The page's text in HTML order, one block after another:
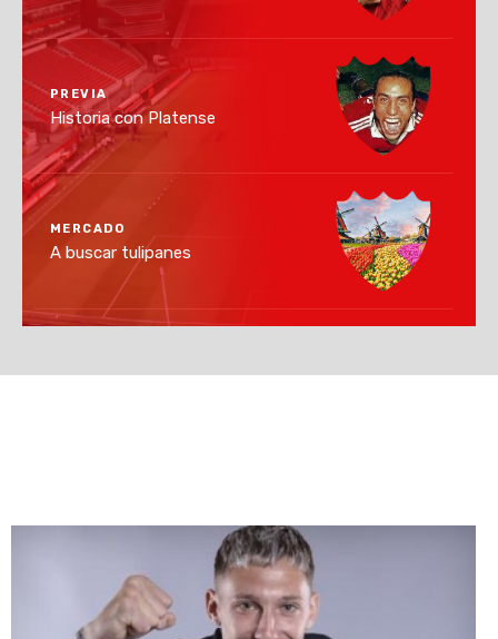
PREVIA
Historia con Platense
MERCADO
A buscar tulipanes